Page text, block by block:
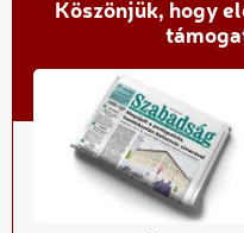
Köszönjük, hogy